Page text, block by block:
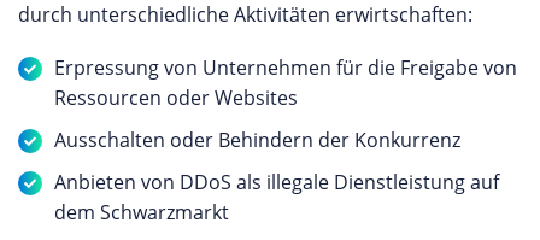
durch unterschiedliche Aktivitäten erwirtschaften:
Erpressung von Unternehmen für die Freigabe von
Ressourcen oder Websites
Ausschalten oder Behindern der Konkurrenz
Anbieten von DDoS als illegale Dienstleistung auf
dem Schwarzmarkt